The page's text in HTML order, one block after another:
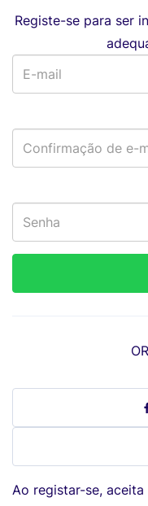
Registe-se para ser
Ao registar-se, aceita